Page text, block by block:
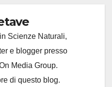
Scienze Naturali,
e blogger presso
Media Group.
di questo blog.